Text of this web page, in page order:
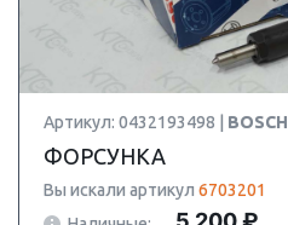
Артикул: 0432193498 | BOSCH
ФОРСУНКА
Вы искали артикул 6703201